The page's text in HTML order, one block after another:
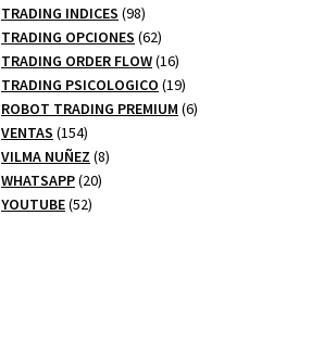
TRADING INDICES 9898
productos
TRADING OPCIONES 6262
productos
TRADING ORDER FLOW 1616
productos
TRADING PSICOLOGICO 1919
productos
ROBOT TRADING PREMIUM 66
VENTAS 154154
productos
VILMA NUÑEZ 88
WHATSAPP 2020
YOUTUBE 5252